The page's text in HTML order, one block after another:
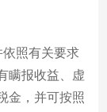
照有关要求
瞒报收益、虚
金，并可按照